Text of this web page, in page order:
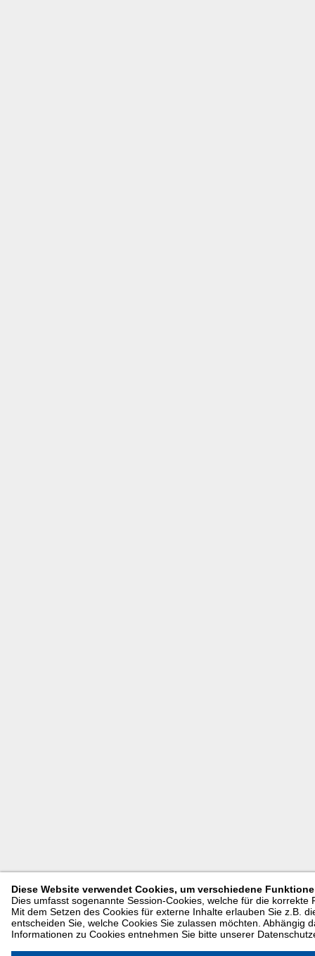
Diese Website verwendet Cookies, um verschiedene
Dies umfasst sogenannte Session-Cookies, welche für die
Mit dem Setzen des Cookies für externe Inhalte erlauben Sie z.B.
entscheiden Sie, welche Cookies Sie zulassen möchten.
Informationen zu Cookies entnehmen Sie bitte unserer